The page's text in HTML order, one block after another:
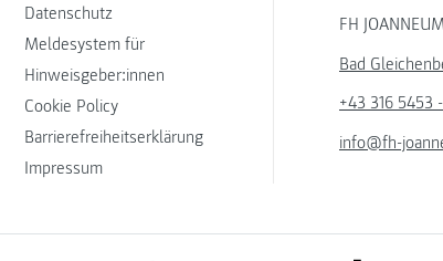
Datenschutz
Meldesystem für
Hinweisgeber:innen
Cookie Policy
Barrierefreiheitserklärung
Impressum
FH
Bad
+43 316 5453
info@fh-